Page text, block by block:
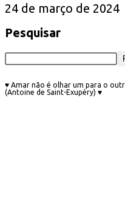
24 de março de 2024
Pesquisar
♥ Amar não é olhar um para o
(Antoine de Saint-Exupéry) ♥